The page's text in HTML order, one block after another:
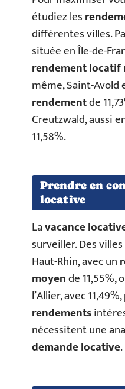
étudiez les
différentes villes.
située en Île-de-
rendement locatif
même, Saint-Avold
rendementde
Creutzwald, aussi
11,58%.
Prendre en
locative
Lavacance
surveiller. Des
Haut-Rhin, avec un
moyende 11,55%,
l’Allier, avec
rendements
nécessitent une
demande locative.